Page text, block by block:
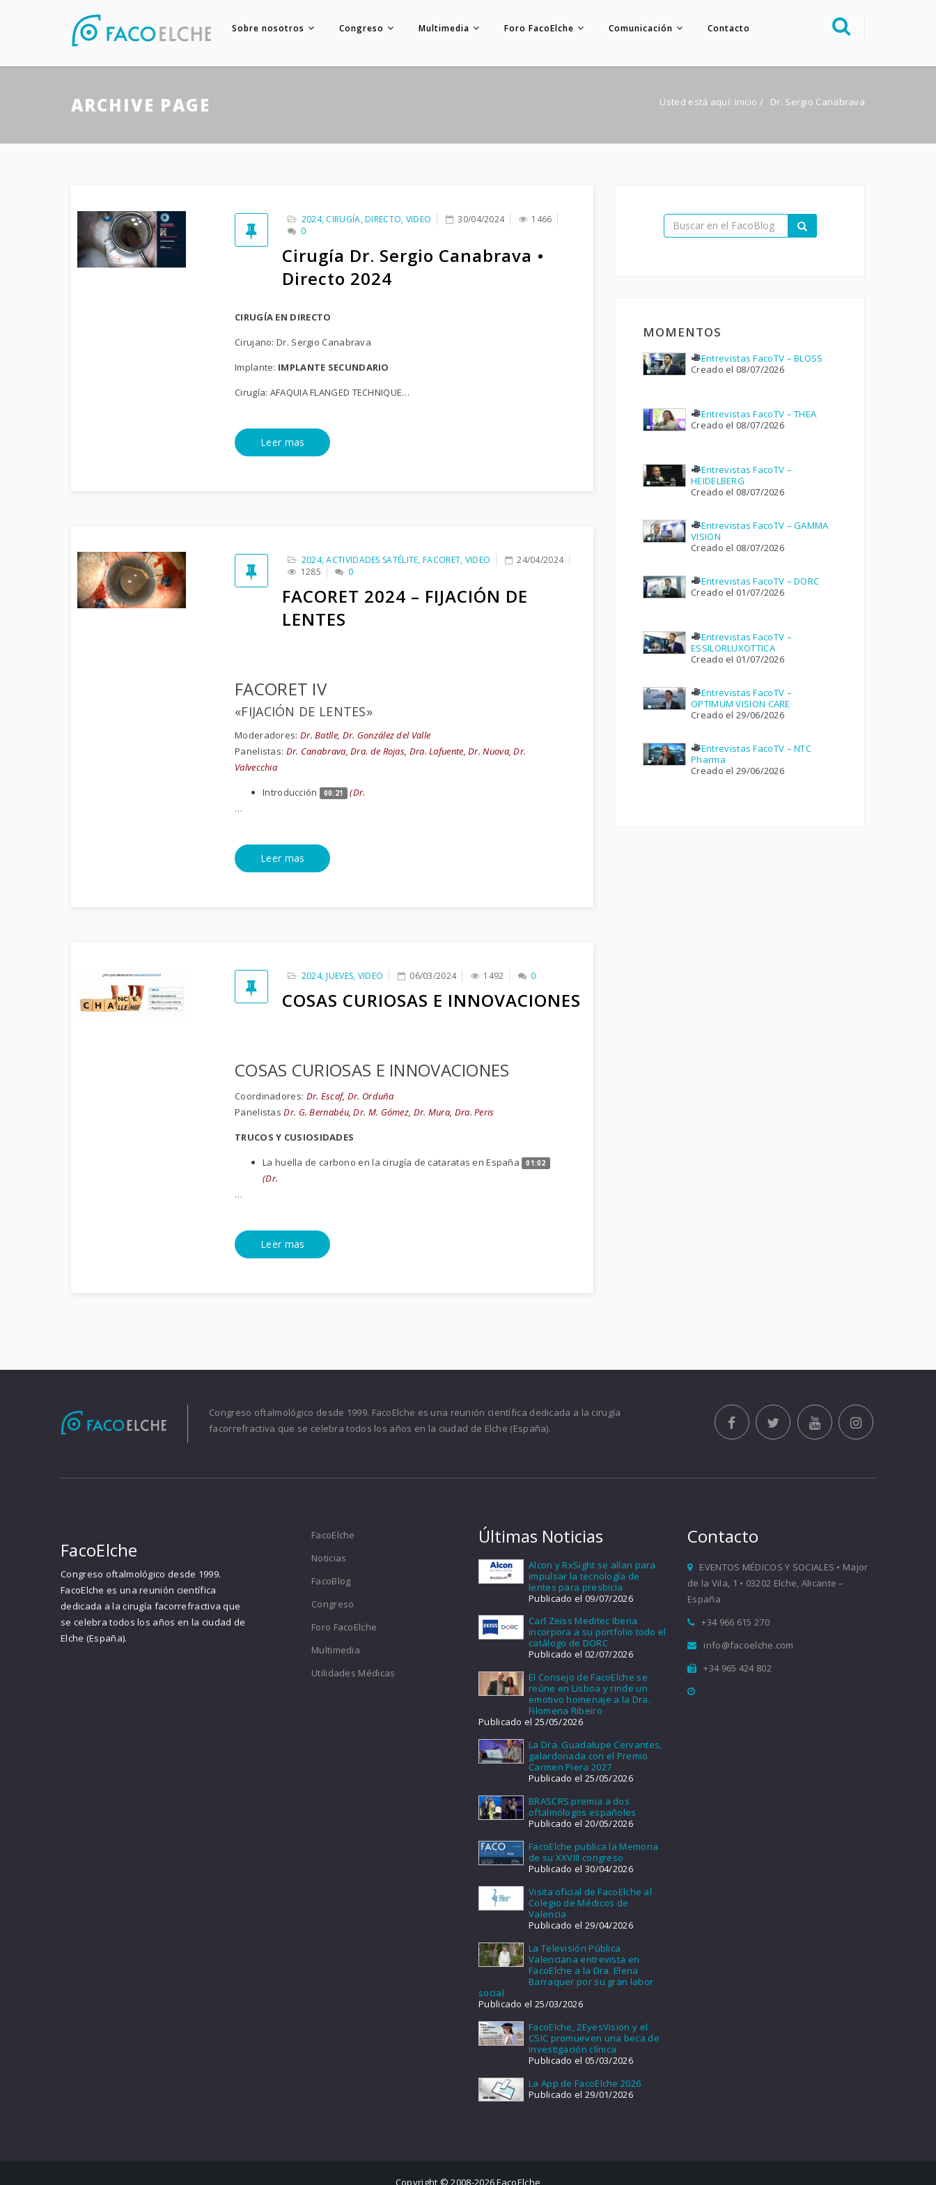
Sobre nosotros Congreso Multimedia Foro FacoElche Comunicación Contacto
Multimedia
Foro FacoElche
ARCHIVE PAGE Usted está aquí: Inicio / Dr. Sergio Canabrava
2024, CIRUGÍA,DIRECTO, VIDEO 30/04/2024
1466
0
Cirugía Dr. Sergio Canabrava •
Directo 2024
CIRUGÍA EN DIRECTO
Cirujano: Dr. Sergio Canabrava
Implante: IMPLANTE SECUNDARIO
Cirugía: AFAQUIA FLANGED TECHNIQUE…
Leer mas
2024,ACTIVIDADES SATÉLITE,FACORET, VIDEO
24/04/2024
1285
0
FACORET 2024 – FIJACIÓN DE
LENTES
FACORET IV
«FIJACIÓN DE LENTES»
Moderadores: Dr. Batlle, Dr. González del Valle
Panelistas: Dr. Canabrava, Dra. de Rojas, Dra. Lafuente, Dr. Nuova, Dr.
Valvecchia
Introducción
00:21
(Dr.
…
Leer mas
2024,JUEVES, VIDEO 06/03/2024 1492 0
COSAS CURIOSAS E INNOVACIONES
COSAS CURIOSAS E INNOVACIONES
Coordinadores: Dr. Escaf, Dr. Orduña
PanelistasDr. G. Bernabéu, Dr. M. Gómez, Dr. Mura, Dra. Peris
TRUCOS Y CUSIOSIDADES
La huella de carbono en la cirugía de cataratas en España 01:02
(Dr.
…
Leer mas
MOMENTOS
Entrevistas FacoTV – BLOSS
Creado el 08/07/2026
Entrevistas FacoTV – THEA
Creado el 08/07/2026
Entrevistas FacoTV –
HEIDELBERG
Creado el 08/07/2026
Entrevistas FacoTV – GAMMA
VISION
Creado el 08/07/2026
Entrevistas FacoTV – DORC
Creado el 01/07/2026
Entrevistas FacoTV –
ESSILORLUXOTTICA
Creado el 01/07/2026
Entrevistas FacoTV –
OPTIMUM VISION CARE
Creado el 29/06/2026
Entrevistas FacoTV – NTC
Pharma
Creado el 29/06/2026
Congreso oftalmológico desde 1999. FacoElche es una reunión científica dedicada a la cirugía
facorrefractiva que se celebra todos los años en la ciudad de Elche (España).
FacoElche
Congreso oftalmológico desde 1999.
FacoElche es una reunión científica
dedicada a la cirugía facorrefractiva que
se celebra todos los años en la ciudad de
Elche (España).
FacoElche
Noticias
FacoBlog
Congreso
Foro FacoElche
Multimedia
Utilidades Médicas
Últimas Noticias
Alcon y RxSight se alían para
impulsar la tecnología de
lentes para presbicia
Publicado el 09/07/2026
Carl Zeiss Meditec Iberia
incorpora a su portfolio todo el
catálogo de DORC
Publicado el 02/07/2026
El Consejo de FacoElche se
reúne en Lisboa y rinde un
emotivo homenaje a la Dra.
Filomena Ribeiro
Publicado el 25/05/2026
La Dra. Guadalupe Cervantes,
galardonada con el Premio
Carmen Piera 2027
Publicado el 25/05/2026
BRASCRS premia a dos
oftalmólogos españoles
Publicado el 20/05/2026
FacoElche publica la Memoria
de su XXVIII congreso
Publicado el 30/04/2026
Visita oficial de FacoElche al
Colegio de Médicos de
Valencia
Publicado el 29/04/2026
La Televisión Pública
Valenciana entrevista en
FacoElche a la Dra. Elena
Barraquer por su gran labor
social
Publicado el 25/03/2026
FacoElche, 2EyesVision y el
CSIC promueven una beca de
investigación clínica
Publicado el 05/03/2026
La App de FacoElche 2026
Publicado el 29/01/2026
Contacto
EVENTOS MÉDICOS Y SOCIALES • Major
de la Vila, 1 • 03202 Elche, Alicante –
España
+34 966 615 270
info@facoelche.com
+34 965 424 802